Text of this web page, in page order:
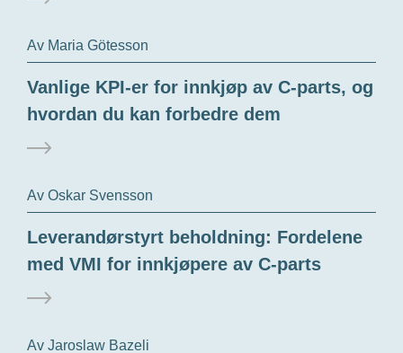
Av Maria Götesson
Vanlige KPI-er for innkjøp av C-parts, og
hvordan du kan forbedre dem
Av Oskar Svensson
Leverandørstyrt beholdning: Fordelene
med VMI for innkjøpere av C-parts
Av Jaroslaw Bazeli